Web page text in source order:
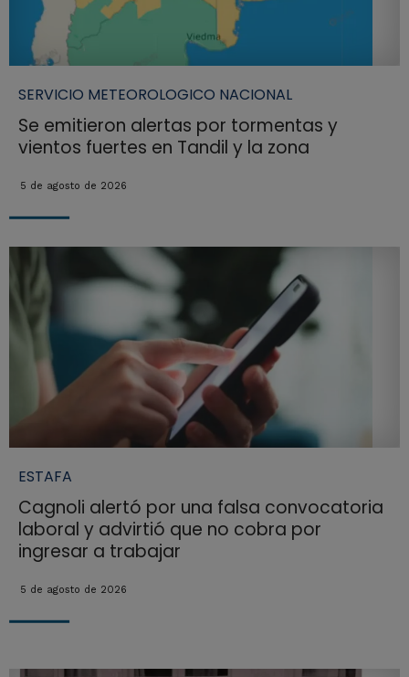
SERVICIO METEOROLOGICO NACIONAL
Se emitieron alertas por tormentas y
vientos fuertes en Tandil y la zona
5 de agosto de 2026
ESTAFA
Cagnoli alertó por una falsa convocatoria
laboral y advirtió que no cobra por
ingresar a trabajar
5 de agosto de 2026